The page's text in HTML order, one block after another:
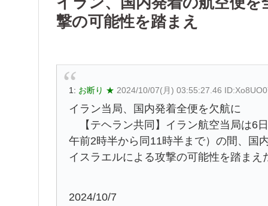
撃の可能性を踏まえ
1: お断り ★ 2024/10/07(月) 03:55:27.46
イラン当局、国内発着全便を欠航に
【テヘラン共同】イラン航空当局は6
午前2時半から同11時半まで）の間、国
イスラエルによる攻撃の可能性を踏まえ
2024/10/7